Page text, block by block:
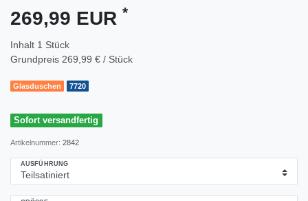
269,99 EUR *
Inhalt 1 Stück
Grundpreis 269,99 € / Stück
Glasduschen 7720
Sofort versandfertig
Artikelnummer: 2842
AUSFÜHRUNG